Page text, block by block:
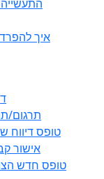
תרגום/
2356 – טופס
2357 –